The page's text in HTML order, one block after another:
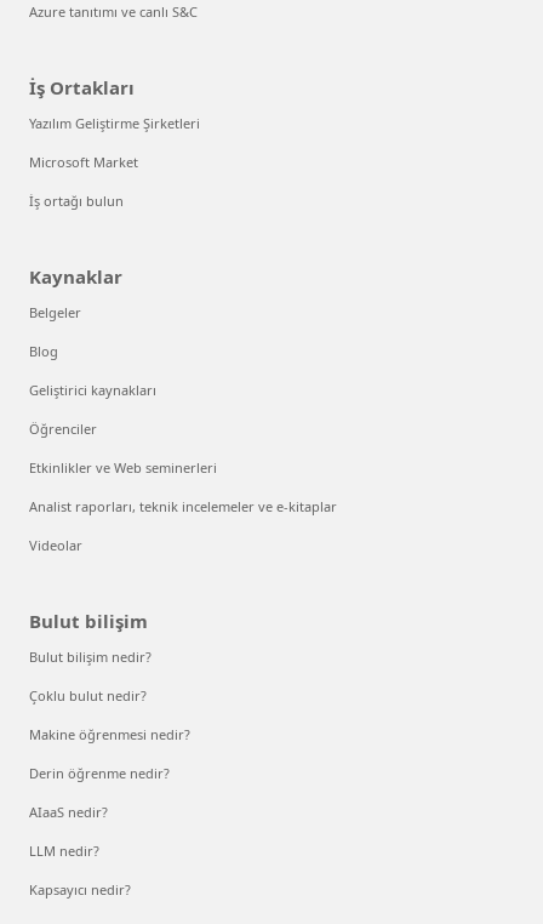
Azure tanıtımı ve canlı S&C
İş Ortakları
Yazılım Geliştirme Şirketleri
Microsoft Market
İş ortağı bulun
Kaynaklar
Belgeler
Blog
Geliştirici kaynakları
Öğrenciler
Etkinlikler ve Web seminerleri
Analist raporları, teknik incelemeler ve e-kitaplar
Videolar
Bulut bilişim
Bulut bilişim nedir?
Çoklu bulut nedir?
Makine öğrenmesi nedir?
Derin öğrenme nedir?
AIaaS nedir?
LLM nedir?
Kapsayıcı nedir?